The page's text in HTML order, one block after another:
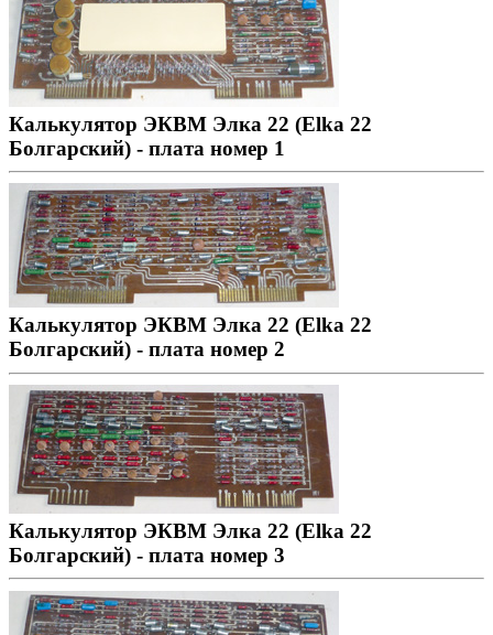
Калькулятор ЭКВМ Элка 22 (Elka 22
Болгарский) - плата номер 1
Калькулятор ЭКВМ Элка 22 (Elka 22
Болгарский) - плата номер 2
Калькулятор ЭКВМ Элка 22 (Elka 22
Болгарский) - плата номер 3